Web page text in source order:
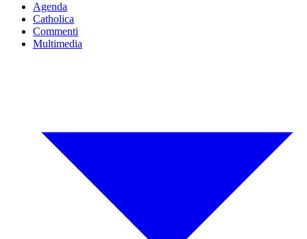
Agenda
Catholica
Commenti
Multimedia